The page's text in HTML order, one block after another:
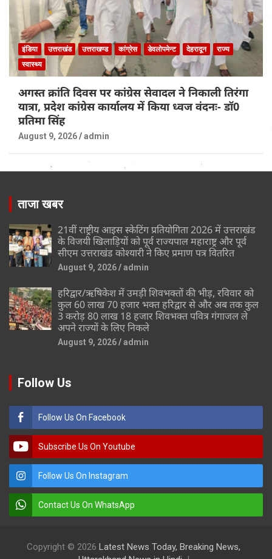
इंडिया उत्तराखंड उत्तराखण्ड कांग्रेस डेवलोपमेन्ट देहरादून
राज्य
स्वास्थ्य
अगस्त क्रांति दिवस पर कांग्रेस सेवादल ने निकाली तिरंगा
यात्रा, प्रदेश कांग्रेस कार्यालय में किया ध्वज वंदनः- डॉ0
प्रतिमा सिंह
August 9, 2026 admin
ताजा खबर
21वीं राष्ट्रीय आइस स्केटिंग प्रतियोगिता 2026 में उत्तराखंड
के विजयी खिलाड़ियों को पूर्व राज्यपाल महाराष्ट्र और पूर्व
सीएम उत्तराखंड कोश्यारी ने किए प्रमाण पत्र वितरित
August 9, 2026 admin
हरिद्वार/ऋषिकेश में उमड़ी शिवभक्तों की भीड़, रविवार को
कुल 60 लाख 70 हजार भक्त हरिद्वार से और अब तक कुल
3 करोड़ 80 लाख 18 हजार शिवभक्त पवित्र गंगाजल ले
अपने राज्यों के लिए निकले
August 9, 2026 admin
Follow Us
Follow Us On Facebook
Subscribe Us On Youtube
Follow Us On Instagram
Contact Us On WhatsApp
Copyright © 2026 Latest News Today, Breaking News,